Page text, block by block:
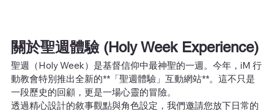
關於聖週體驗 (Holy Week Experience)
聖週（Holy Week）是基督信仰中最神聖的一週。今年，iM 行
動教會特別推出全新的**「聖週體驗」互動網站**。這不只是
一段歷史的回顧，更是一場心靈的冒險。
透過精心設計的敘事觀點與角色設定，我們邀請您放下日常的